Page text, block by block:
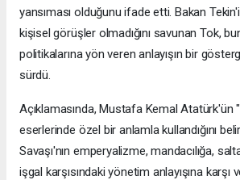
yansıması olduğunu ifade etti. Bakan
kişisel görüşler olmadığını savunan Tok,
politikalarına yön veren anlayışın bir
sürdü.
Açıklamasında, Mustafa Kemal Atatürk'ün
eserlerinde özel bir anlamla kullandığını
Savaşı'nın emperyalizme, mandacılığa,
işgal karşısındaki yönetim anlayışına karşı